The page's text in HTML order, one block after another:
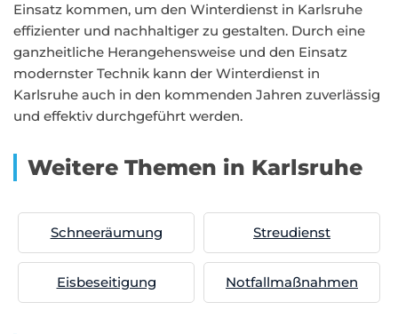
Einsatz kommen, um den Winterdienst in Karlsruhe
effizienter und nachhaltiger zu gestalten. Durch eine
ganzheitliche Herangehensweise und den Einsatz
modernster Technik kann der Winterdienst in
Karlsruhe auch in den kommenden Jahren zuverlässig
und effektiv durchgeführt werden.
Weitere Themen in Karlsruhe
Schneeräumung Streudienst
Eisbeseitigung Notfallmaßnahmen